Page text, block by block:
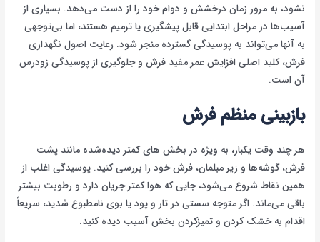
نشود، به مرور زمان درخشش و دوام خود را از دست می‌دهد. بسیاری از
آسیب‌ها در مراحل ابتدایی قابل پیشگیری یا ترمیم هستند، اما بی‌توجهی
به آنها می‌تواند به پوسیدگی گسترده منجر شود. رعایت اصول نگهداری
فرش، کلید اصلی افزایش عمر مفید فرش و جلوگیری از پوسیدگی زودرس
آن است.
بازبینی منظم فرش
هر چند وقت یکبار، به ویژه در بخش های کمتر دیده‌شده مانند پشت
فرش، گوشه‌ها و زیر مبلمان، فرش خود را بررسی کنید. پوسیدگی اغلب از
همین نقاط شروع می‌شود، جایی که هوا کمتر جریان دارد و رطوبت بیشتر
باقی می‌ماند. اگر متوجه سستی در تار و پود یا بوی نامطبوع شدید، سریعاً
اقدام به خشک کردن و تمیزکردن بخش آسیب دیده کنید.